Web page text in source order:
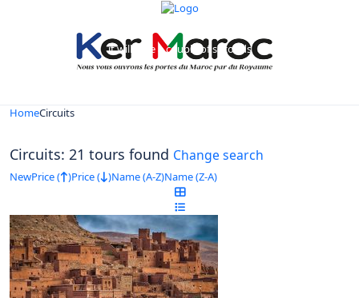
it will take a couple of seconds
HomeCircuits
Circuits: 21 tours found Change search
NewPrice ( )Price ( )Name (A-Z)Name (Z-A)